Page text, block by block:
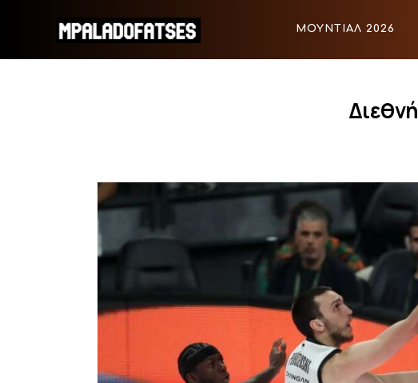
ΜΟΥΝΤΙΑΛ 2026
ΜΟΥΝΤΙΑΛ 2026
ΠΟΔΟΣΦΑΙΡΟ
BEYOND SPORTS
Διεθνή